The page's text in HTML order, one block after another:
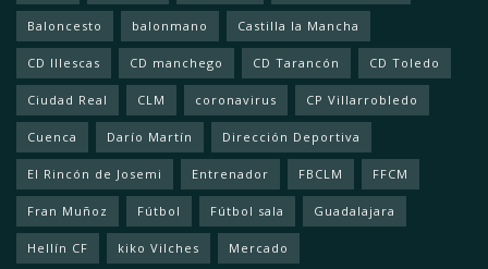
Baloncesto balonmano Castilla la Mancha
CD Illescas CD manchego CD Tarancón CD Toledo
Ciudad Real CLM coronavirus CP Villarrobledo
Cuenca Darío Martín Dirección Deportiva
El Rincón de Josemi Entrenador FBCLM FFCM
Fran Muñoz Fútbol Fútbol sala Guadalajara
Hellín CF kiko Vilches Mercado